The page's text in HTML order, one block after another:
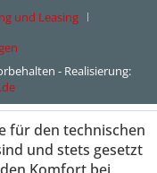
und Leasing
- Realisierung:
für den technischen
und stets gesetzt